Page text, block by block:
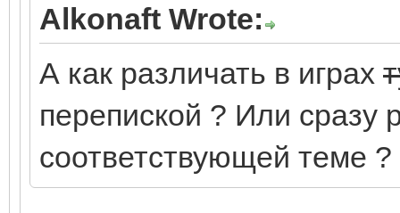
Alkonaft Wrote:
А как различать в играх
перепиской ? Или сразу
соответствующей теме ?